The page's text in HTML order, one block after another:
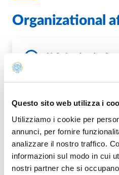
Questo sito web utilizza i
Utilizziamo i cookie per
annunci, per fornire
analizzare il nostro traffico.
informazioni sul modo in cui
nostri partner che si
Organizational
GO TO DESCRIPTION
More facility staff at